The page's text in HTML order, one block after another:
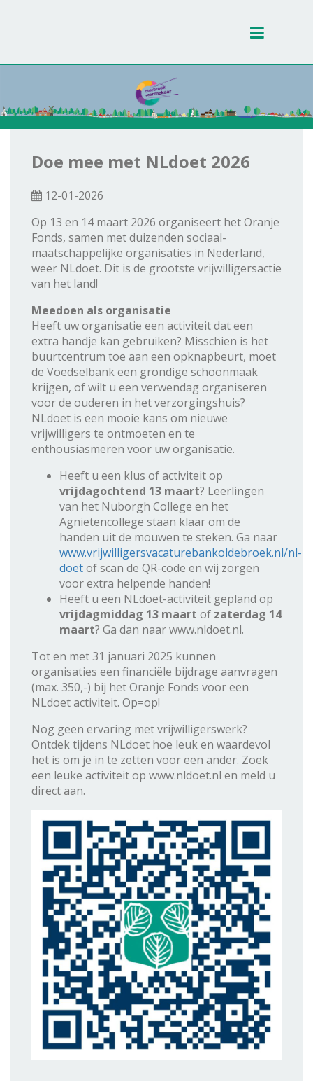
Toggle
Doe mee met NLdoet 2026
12-01-2026
Op 13 en 14 maart 2026 organiseert het Oranje
Fonds, samen met duizenden sociaal-
maatschappelijke organisaties in Nederland,
weer NLdoet. Dit is de grootste vrijwilligersactie
van het land!
Meedoen als organisatie
Heeft uw organisatie een activiteit dat een
extra handje kan gebruiken? Misschien is het
buurtcentrum toe aan een opknapbeurt, moet
de Voedselbank een grondige schoonmaak
krijgen, of wilt u een verwendag organiseren
voor de ouderen in het verzorgingshuis?
NLdoet is een mooie kans om nieuwe
vrijwilligers te ontmoeten en te
enthousiasmeren voor uw organisatie.
Heeft u een klus of activiteit op
vrijdagochtend 13 maart? Leerlingen
van het Nuborgh College en het
Agnietencollege staan klaar om de
handen uit de mouwen te steken. Ga naar
www.vrijwilligersvacaturebankoldebroek.nl/nl-
doetof scan de QR-code en wij zorgen
voor extra helpende handen!
Heeft u een NLdoet-activiteit gepland op
vrijdagmiddag 13 maart of zaterdag 14
maart? Ga dan naar www.nldoet.nl.
Tot en met 31 januari 2025 kunnen
organisaties een financiële bijdrage aanvragen
(max. 350,-) bij het Oranje Fonds voor een
NLdoet activiteit. Op=op!
Nog geen ervaring met vrijwilligerswerk?
Ontdek tijdens NLdoet hoe leuk en waardevol
het is om je in te zetten voor een ander. Zoek
een leuke activiteit op www.nldoet.nl en meld u
direct aan.